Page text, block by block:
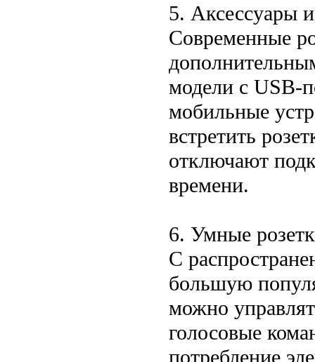
5. Аксессуары
Современные
модели с USB-
мобильные
встретить
отключают
времени.
6. Умные
С
большую
можно
голосовые
потребление